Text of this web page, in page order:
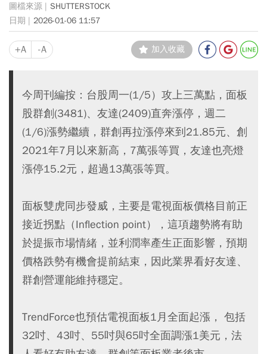
SHUTTERSTOCK
2026-01-06 11:57
+A -A 加入收藏
今周刊編按：台股周一(1/5）攻上三萬點，面板
股群創(3481)、友達(2409)直奔漲停，週二
(1/6)漲勢繼續，群創再拉漲停來到21.85元、創
2021年7月以來新高，7萬張等買，友達也亮燈
漲停15.2元，超過13萬張等買。
面板雙虎同步發威，主要是電視面板價格目前正
接近拐點（Inflection point），這項趨勢將有助
於提振市場情緒，並利潤率產生正面影響，預期
價格跌勢有機會提前結束，因此業界看好友達、
群創營運能維持穩定。
TrendForce也預估電視面板1月全面起漲， 包括
32吋、43吋、55吋與65吋全面調漲1美元，法